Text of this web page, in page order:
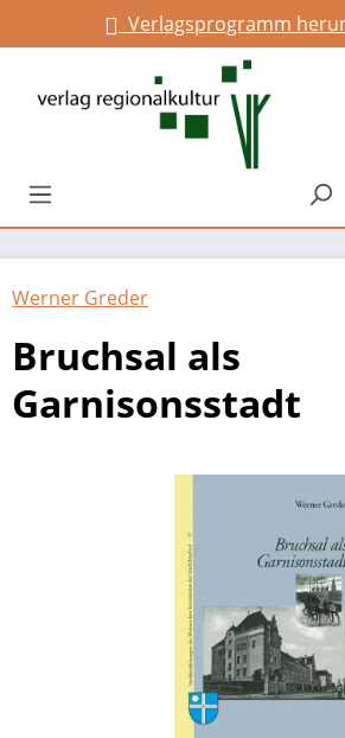
springenVerlagsprogramm
Werner Greder
Bruchsal als
Garnisonsstadt